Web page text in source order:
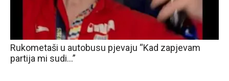
Rukometaši u autobusu pjevaju “Kad zapjevam
partija mi sudi…”